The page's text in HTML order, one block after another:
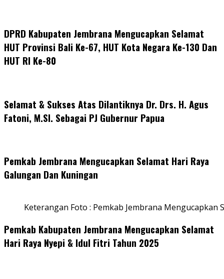
DPRD Kabupaten Jembrana Mengucapkan Selamat
HUT Provinsi Bali Ke-67, HUT Kota Negara Ke-130 Dan
HUT RI Ke-80
Selamat & Sukses Atas Dilantiknya Dr. Drs. H. Agus
Fatoni, M.SI. Sebagai PJ Gubernur Papua
Pemkab Jembrana Mengucapkan Selamat Hari Raya
Galungan Dan Kuningan
Keterangan Foto : Pemkab Jembrana Mengucapkan
Pemkab Kabupaten Jembrana Mengucapkan Selamat
Hari Raya Nyepi & Idul Fitri Tahun 2025